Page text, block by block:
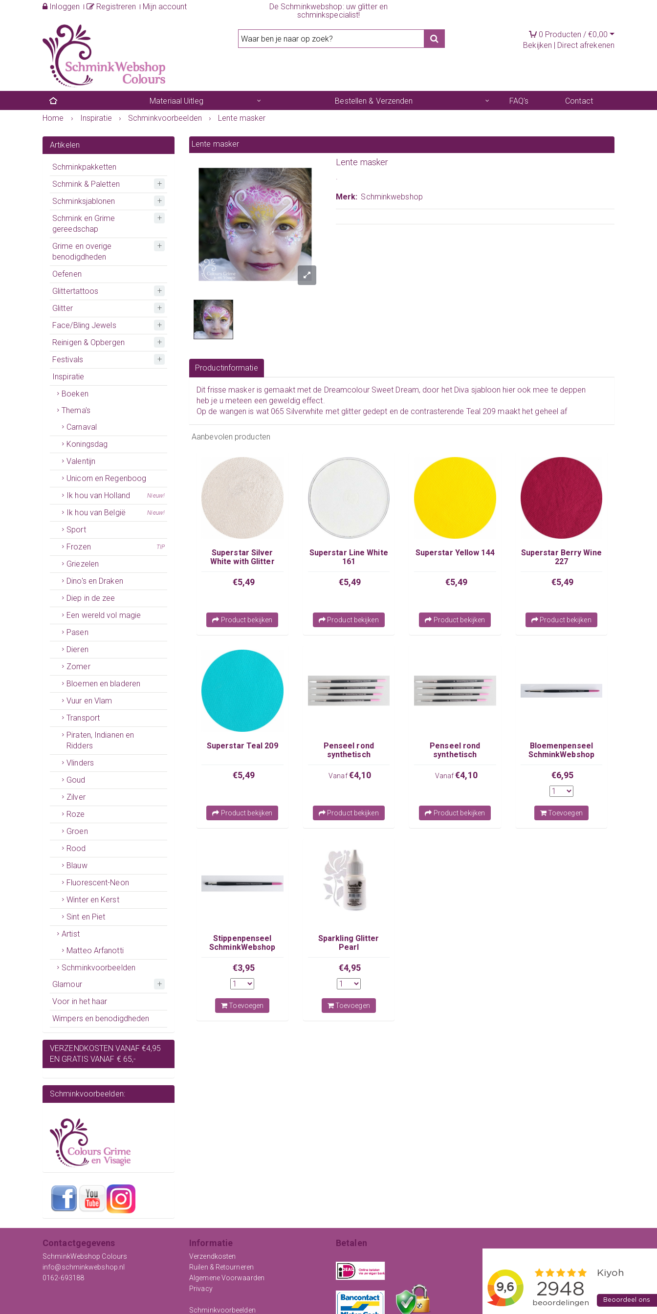
Inloggen Registreren Mijn account
De Schminkwebshop: uw glitter en
schminkspecialist!
0 Producten /€0,00
Bekijken | Direct afrekenen
Materiaal Uitleg Bestellen & Verzenden FAQ's
Contact
Home
› Inspiratie › Schminkvoorbeelden › Lente masker
Artikelen
Schminkpakketten
Schmink & Paletten
Schminksjablonen
Schmink en Grime
gereedschap
Grime en overige
benodigdheden
Oefenen
Glittertattoos
Glitter
Face/Bling Jewels
Reinigen & Opbergen
Festivals
Inspiratie
Boeken
Thema's
Carnaval
Koningsdag
Valentijn
Unicorn en Regenboog
Ik hou van Holland
Nieuw!
Ik hou van België Nieuw!
Sport
Frozen
TIP
Griezelen
Dino's en Draken
Diep in de zee
Een wereld vol magie
Pasen
Dieren
Zomer
Bloemen en bladeren
Vuur en Vlam
Transport
Piraten, Indianen en
Ridders
Vlinders
Goud
Zilver
Roze
Groen
Rood
Blauw
Fluorescent-Neon
Winter en Kerst
Sint en Piet
Artist
Matteo Arfanotti
Schminkvoorbeelden
Glamour
Voor in het haar
Wimpers en benodigdheden
VERZENDKOSTEN VANAF €4,95
EN GRATIS VANAF € 65,-
Schminkvoorbeelden:
Lente masker
Lente masker
.
Merk: Schminkwebshop
Productinformatie
Dit frisse masker is gemaakt met de Dreamcolour Sweet Dream, door het Diva sjabloon hier ook mee te deppen
heb je u meteen een geweldig effect.
Op de wangen is wat 065 Silverwhite met glitter gedept en de contrasterende Teal 209 maakt het geheel af
Aanbevolen producten
Superstar Silver
White with Glitter
€5,49
Product bekijken
Superstar Line White
161
€5,49
Product bekijken
Superstar Yellow 144
€5,49
Product bekijken
Superstar Berry Wine
227
€5,49
Product bekijken
Superstar Teal 209
€5,49
Product bekijken
Penseel rond
synthetisch
Vanaf€4,10
Product bekijken
Penseel rond
synthetisch
Vanaf€4,10
Product bekijken
Bloemenpenseel
SchminkWebshop
€6,95
Toevoegen
Stippenpenseel
SchminkWebshop
€3,95
Toevoegen
Sparkling Glitter
Pearl
€4,95
Toevoegen
Contactgegevens
SchminkWebshop Colours
info@schminkwebshop.nl
0162-693188
Informatie
Verzendkosten
Ruilen & Retourneren
Algemene Voorwaarden
Privacy
Schminkvoorbeelden
Betalen